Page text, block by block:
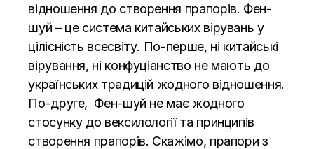
відношення до створення прапорів. Фен-
шуй – це система китайських вірувань у
цілісність всесвіту. По-перше, ні китайські
вірування, ні конфуціанство не мають до
українських традицій жодного відношення.
По-друге, Фен-шуй не має жодного
стосунку до вексилології та принципів
створення прапорів. Скажімо, прапори з